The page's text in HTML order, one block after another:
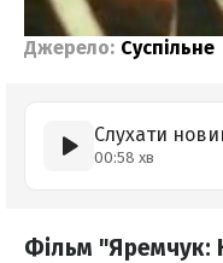
Джерело: Суспільне
Слухати
00:58 хв
Фільм "Яремчук: